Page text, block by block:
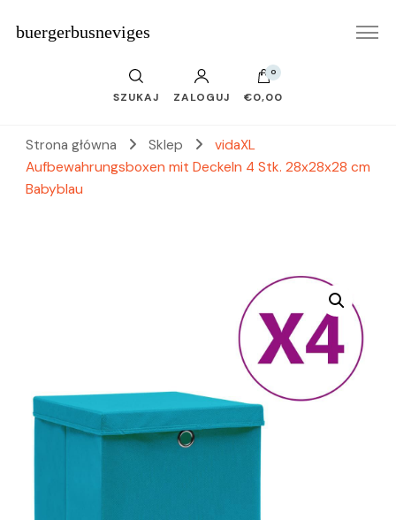
buergerbusneviges
SZUKAJ ZALOGUJ
0
€0,00
Strona główna Sklep
vidaXL
Aufbewahrungsboxen mit Deckeln 4 Stk. 28x28x28 cm
Babyblau